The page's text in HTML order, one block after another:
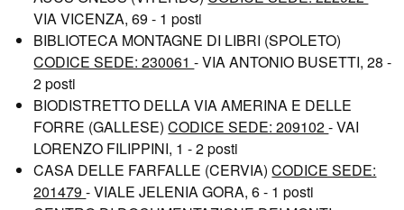
VIA VICENZA, 69 - 1 posti
BIBLIOTECA MONTAGNE DI LIBRI (SPOLETO)
CODICE SEDE: 230061- VIA ANTONIO BUSETTI, 28 -
2 posti
BIODISTRETTO DELLA VIA AMERINA E DELLE
FORRE (GALLESE)CODICE SEDE: 209102- VAI
LORENZO FILIPPINI, 1 - 2 posti
CASA DELLE FARFALLE (CERVIA)CODICE SEDE:
201479- VIALE JELENIA GORA, 6 - 1 posti